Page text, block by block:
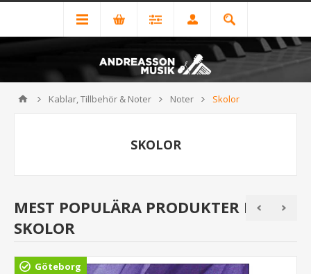
Kablar, Tillbehör & Noter Noter Skolor
SKOLOR
MEST POPULÄRA PRODUKTER I
SKOLOR
Göteborg